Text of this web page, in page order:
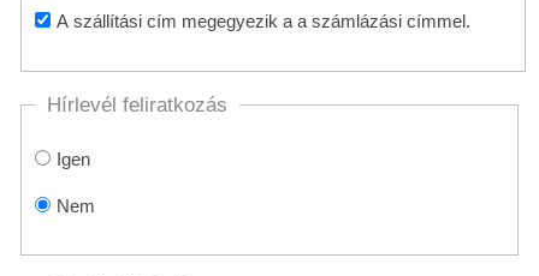
A szállítási cím megegyezik a a számlázási címmel.
Hírlevél feliratkozás
Igen
Nem